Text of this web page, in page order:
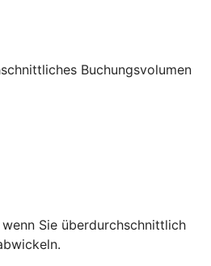
Buchungsvolumen
Sie überdurchschnittlich